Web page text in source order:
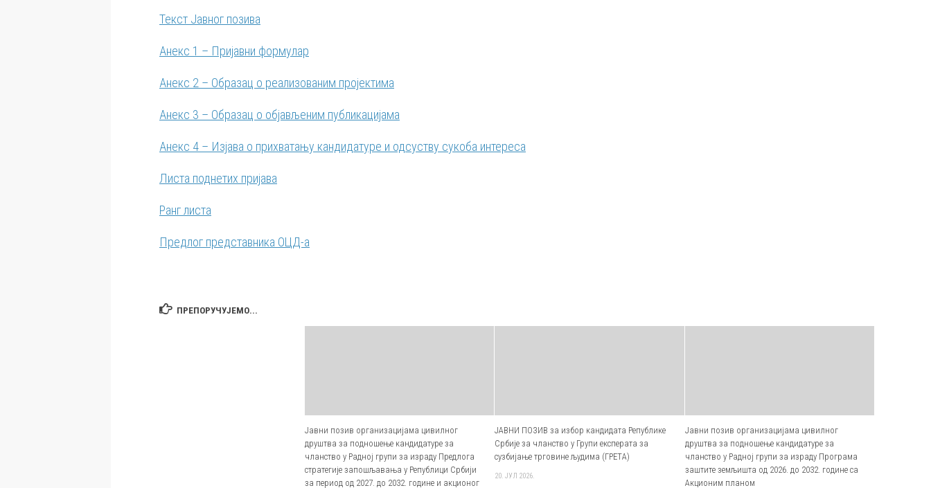
Текст Јавног позива
Анекс 1 – Пријавни формулар
Анекс 2 – Образац о реализованим пројектима
Анекс 3 – Образац о објављеним публикацијама
Анекс 4 – Изјава о прихватању кандидатуре и одсуству сукоба интереса
Листа поднетих пријава
Ранг листа
Предлог представника ОЦД-а
ПРЕПОРУЧУЈЕМО...
Јавни позив организацијама цивилног
друштва за подношење кандидатуре за
чланство у Радној групи за израду Предлога
стратегије запошљавања у Републици Србији
за период од 2027. до 2032. године и акционог
ЈАВНИ ПОЗИВ за избор кандидата Републике
Србије за чланство у Групи експерата за
сузбијање трговине људима (ГРЕТА)
20. ЈУЛ 2026.
Јавни позив организацијама цивилног
друштва за подношење кандидатуре за
чланство у Радној групи за израду Програма
заштите земљишта од 2026. до 2032. године са
Акционим планом